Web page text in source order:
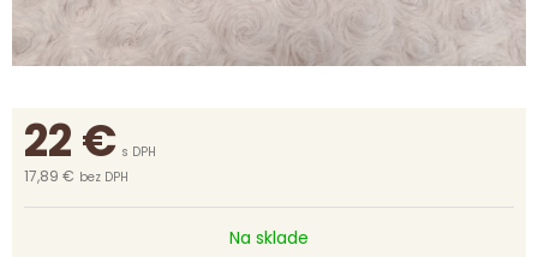
22€ s DPH
17,89 € bez DPH
Na sklade